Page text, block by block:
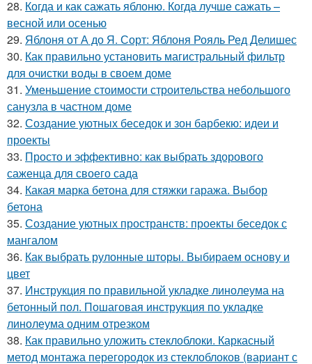
28. Когда и как сажать яблоню. Когда лучше сажать –
весной или осенью
29. Яблоня от А до Я. Сорт: Яблоня Рояль Ред Делишес
30. Как правильно установить магистральный фильтр
для очистки воды в своем доме
31. Уменьшение стоимости строительства небольшого
санузла в частном доме
32. Создание уютных беседок и зон барбекю: идеи и
проекты
33. Просто и эффективно: как выбрать здорового
саженца для своего сада
34. Какая марка бетона для стяжки гаража. Выбор
бетона
35. Создание уютных пространств: проекты беседок с
мангалом
36. Как выбрать рулонные шторы. Выбираем основу и
цвет
37. Инструкция по правильной укладке линолеума на
бетонный пол. Пошаговая инструкция по укладке
линолеума одним отрезком
38. Как правильно уложить стеклоблоки. Каркасный
метод монтажа перегородок из стеклоблоков (вариант с